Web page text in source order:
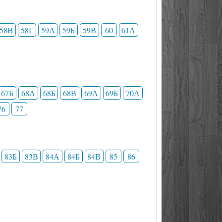
58В 58Г 59А 59Б 59В 60 61А
67Б 68А 68Б 68В 69А 69Б
70А
77
83Б 83В 84А 84Б 84В 85 86